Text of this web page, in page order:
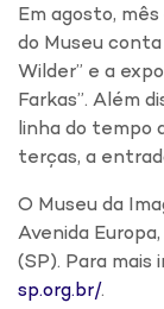
Em agosto,
do Museu
Wilder” e a
Farkas”. Além
linha do tempo
terças, a
O Museu da
Avenida
(SP). Para
sp.org.br/.